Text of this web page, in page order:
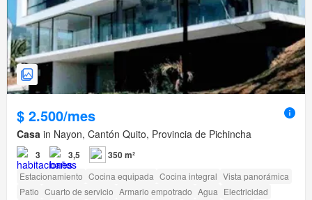
$ 2.500/mes
Casa in Nayon, Cantón Quito, Provincia de Pichincha
3 3,5 350 m²
Estacionamiento Cocina equipada Cocina integral Vista panorámica
Patio Cuarto de servicio Armario empotrado Agua Electricidad